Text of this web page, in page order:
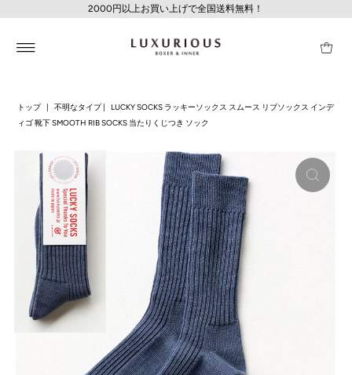
2000円以上お買い上げで全国送料無料！
トップ 不明なタイプ
LUCKY SOCKS ラッキーソックス スムース リブソックス インデ
ィゴ 靴下 SMOOTH RIB SOCKS 当たりくじつき ソック